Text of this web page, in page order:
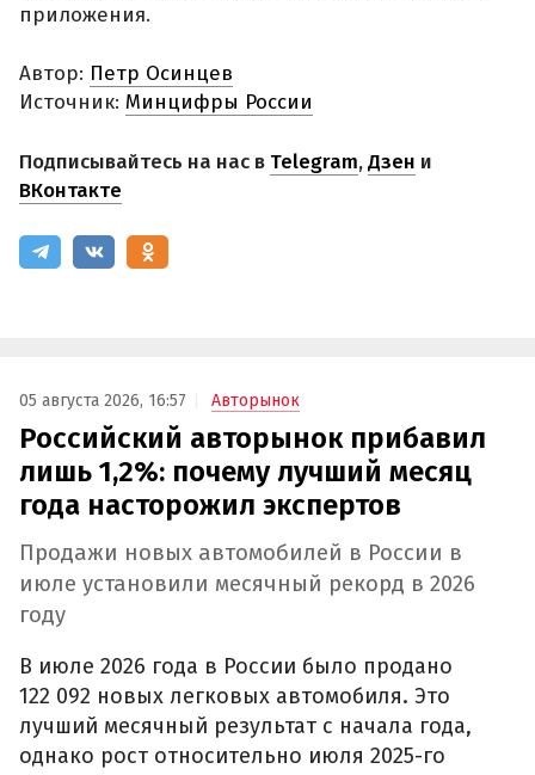
приложения.
Автор: Петр Осинцев
Источник: Минцифры России
Подписывайтесь на нас в Telegram,Дзен и
ВКонтакте
05 августа 2026, 16:57 Авторынок
Российский авторынок прибавил
лишь 1,2%: почему лучший месяц
года насторожил экспертов
Продажи новых автомобилей в России в
июле установили месячный рекорд в 2026
году
В июле 2026 года в России было продано
122 092 новых легковых автомобиля. Это
лучший месячный результат с начала года,
однако рост относительно июля 2025-го